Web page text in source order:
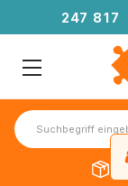
247 81 7